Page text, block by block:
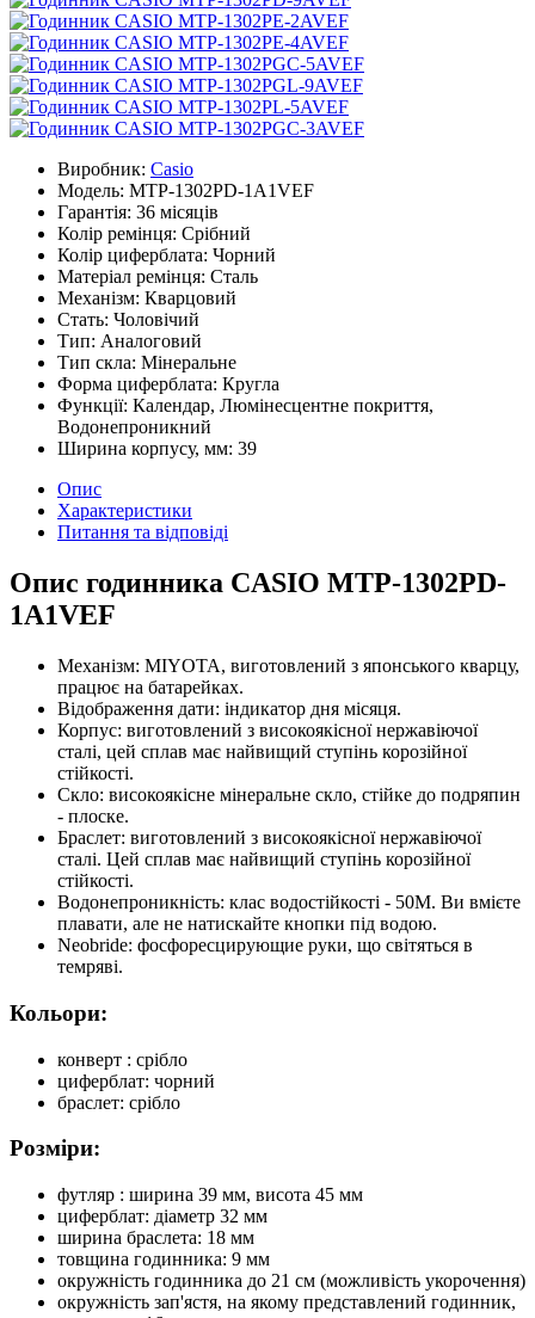
Виробник: Casio
Модель: MTP-1302PD-1A1VEF
Гарантія: 36 місяців
Колір ремінця: Срібний
Колір циферблата: Чорний
Матеріал ремінця: Сталь
Механізм: Кварцовий
Стать: Чоловічий
Тип: Аналоговий
Тип скла: Мінеральне
Форма циферблата: Кругла
Функції: Календар, Люмінесцентне покриття,
Водонепроникний
Ширина корпусу, мм: 39
Опис
Характеристики
Питання та відповіді
Опис годинника CASIO MTP-1302PD-
1A1VEF
Механізм: MIYOTA, виготовлений з японського кварцу,
працює на батарейках.
Відображення дати: індикатор дня місяця.
Корпус: виготовлений з високоякісної нержавіючої
сталі, цей сплав має найвищий ступінь корозійної
стійкості.
Скло: високоякісне мінеральне скло, стійке до подряпин
- плоске.
Браслет: виготовлений з високоякісної нержавіючої
сталі. Цей сплав має найвищий ступінь корозійної
стійкості.
Водонепроникність: клас водостійкості - 50М. Ви вмієте
плавати, але не натискайте кнопки під водою.
Neobride: фосфоресцирующие руки, що світяться в
темряві.
Кольори:
конверт : срібло
циферблат: чорний
браслет: срібло
Розміри:
футляр : ширина 39 мм, висота 45 мм
циферблат: діаметр 32 мм
ширина браслета: 18 мм
товщина годинника: 9 мм
окружність годинника до 21 см (можливість укорочення)
окружність зап'ястя, на якому представлений годинник,